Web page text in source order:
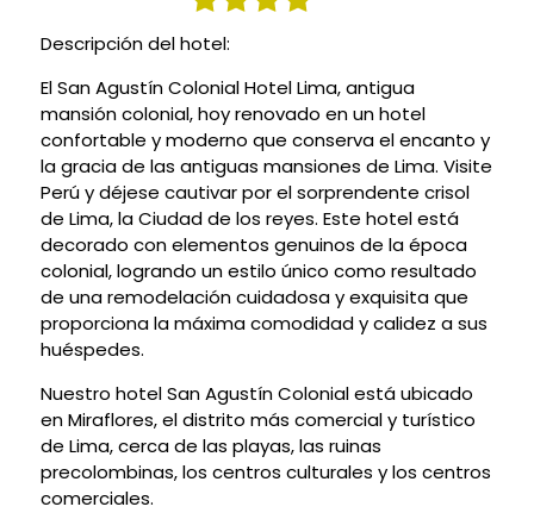
Descripción del hotel:
El San Agustín Colonial Hotel Lima, antigua
mansión colonial, hoy renovado en un hotel
confortable y moderno que conserva el encanto y
la gracia de las antiguas mansiones de Lima. Visite
Perú y déjese cautivar por el sorprendente crisol
de Lima, la Ciudad de los reyes. Este hotel está
decorado con elementos genuinos de la época
colonial, logrando un estilo único como resultado
de una remodelación cuidadosa y exquisita que
proporciona la máxima comodidad y calidez a sus
huéspedes.
Nuestro hotel San Agustín Colonial está ubicado
en Miraflores, el distrito más comercial y turístico
de Lima, cerca de las playas, las ruinas
precolombinas, los centros culturales y los centros
comerciales.